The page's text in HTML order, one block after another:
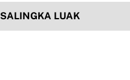
SALINGKA LUAK